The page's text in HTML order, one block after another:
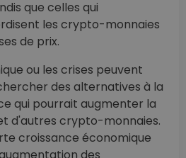
que celles qui
les crypto-monnaies
de prix.
ou les crises peuvent
des alternatives à la
qui pourrait augmenter la
d'autres crypto-monnaies.
croissance économique